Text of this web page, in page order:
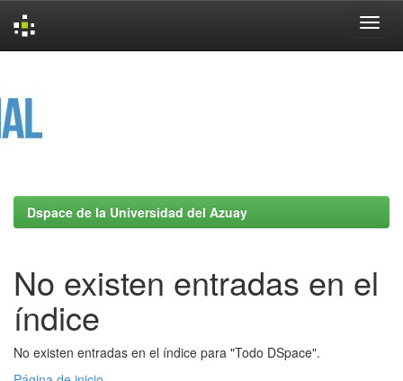
Dspace de la Universidad del Azuay
No existen entradas en el
índice
No existen entradas en el índice para "Todo DSpace".